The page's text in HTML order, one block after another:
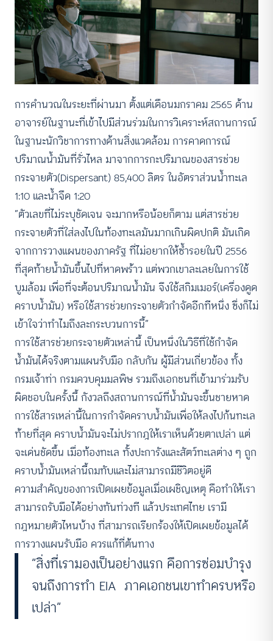
การคำนวณในระยะที่ผ่านมา ตั้งแต่เดือนมกราคม 2565 ด้าน
อาจารย์ในฐานะที่เข้าไปมีส่วนร่วมในการวิเคราะห์สถานการณ์
ในฐานะนักวิชาการทางด้านสิ่งแวดล้อม การคาดการณ์
ปริมาณน้ำมันที่รั่วไหล มาจากการกะปริมาณของสารช่วย
กระจายตัว(Dispersant) 85,400 ลิตร ในอัตราส่วนน้ำทะเล
1:10 และน้ำจืด 1:20
“ตัวเลขที่ไม่ระบุชัดเจน จะมากหรือน้อยก็ตาม แต่สารช่วย
กระจายตัวที่ใส่ลงไปในท้องทะเลมันมากเกินผิดปกติ มันเกิด
จากการวางแผนของภาครัฐ ที่ไม่อยากให้ซ้ำรอยในปี 2556
ที่สุดท้ายน้ำมันขึ้นไปที่หาดพร้าว แต่พวกเขาละเลยในการใช้
บูมล้อม เพื่อที่จะต้อนปริมาณน้ำมัน จึงใช้สกิมเมอร์(เครื่องดูด
คราบน้ำมัน) หรือใช้สารช่วยกระจายตัวกำจัดอีกทีหนึ่ง ซึ่งก็ไม่
เข้าใจว่าทำไมถึงละกระบวนการนี้”
การใช้สารช่วยกระจายตัวเหล่านี้ เป็นหนึ่งในวิธีที่ใช้กำจัด
น้ำมันได้จริงตามแผนรับมือ กลับกัน ผู้มีส่วนเกี่ยวข้อง ทั้ง
กรมเจ้าท่า กรมควบคุมมลพิษ รวมถึงเอกชนที่เข้ามาร่วมรับ
ผิดชอบในครั้งนี้ กังวลถึงสถานการณ์ที่น้ำมันจะขึ้นชายหาด
การใช้สารเหล่านี้ในการกำจัดคราบน้ำมันเพื่อให้ลงไปก้นทะเล
ท้ายที่สุด คราบน้ำมันจะไม่ปรากฎให้เราเห็นด้วยตาเปล่า แต่
จะเด่นชัดขึ้น เมื่อท้องทะเล ทั้งปะการังและสัตว์ทะเลต่าง ๆ ถูก
คราบน้ำมันเหล่านี้ถมทับและไม่สามารถมีชีวิตอยู่ดี
ความสำคัญของการเปิดเผยข้อมูลเมื่อเผชิญเหตุ คือทำให้เรา
สามารถรับมือได้อย่างทันท่วงที แล้วประเทศไทย เรามี
กฎหมายตัวไหนบ้าง ที่สามารถเรียกร้องให้เปิดเผยข้อมูลได้
การวางแผนรับมือ ควรแก้ที่ต้นทาง
“สิ่งที่เรามองเป็นอย่างแรก คือการซ่อมบำรุง
จนถึงการทำ EIA ภาคเอกชนเขาทำครบหรือ
เปล่า”